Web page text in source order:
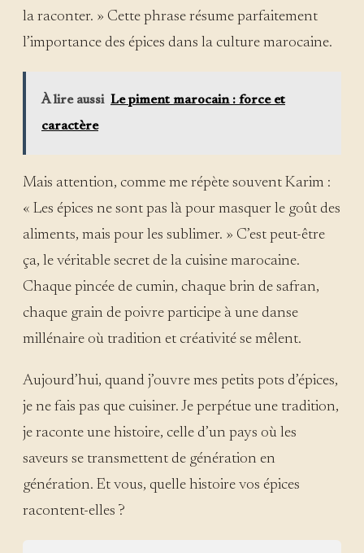
la raconter. » Cette phrase résume parfaitement
l’importance des épices dans la culture marocaine.
À lire aussi Le piment marocain : force et
caractère
Mais attention, comme me répète souvent Karim :
« Les épices ne sont pas là pour masquer le goût des
aliments, mais pour les sublimer. » C’est peut-être
ça, le véritable secret de la cuisine marocaine.
Chaque pincée de cumin, chaque brin de safran,
chaque grain de poivre participe à une danse
millénaire où tradition et créativité se mêlent.
Aujourd’hui, quand j’ouvre mes petits pots d’épices,
je ne fais pas que cuisiner. Je perpétue une tradition,
je raconte une histoire, celle d’un pays où les
saveurs se transmettent de génération en
génération. Et vous, quelle histoire vos épices
racontent-elles ?